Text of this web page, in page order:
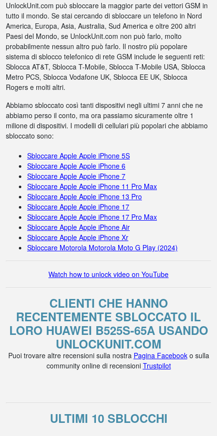
UnlockUnit.com può sbloccare la maggior parte dei vettori GSM in
tutto il mondo. Se stai cercando di sbloccare un telefono in Nord
America, Europa, Asia, Australia, Sud America e oltre 200 altri
Paesi del Mondo, se UnlockUnit.com non può farlo, molto
probabilmente nessun altro può farlo. Il nostro più popolare
sistema di sblocco telefonico di rete GSM include le seguenti reti:
Sblocca AT&T, Sblocca T-Mobile, Sblocca T-Mobile USA, Sblocca
Metro PCS, Sblocca Vodafone UK, Sblocca EE UK, Sblocca
Rogers e molti altri.
Abbiamo sbloccato così tanti dispositivi negli ultimi 7 anni che ne
abbiamo perso il conto, ma ora passiamo sicuramente oltre 1
milione di dispositivi. I modelli di cellulari più popolari che abbiamo
sbloccato sono:
Sbloccare Apple Apple iPhone 5S
Sbloccare Apple Apple iPhone 6
Sbloccare Apple Apple iPhone 7
Sbloccare Apple Apple iPhone 11 Pro Max
Sbloccare Apple Apple iPhone 13 Pro
Sbloccare Apple Apple iPhone 17
Sbloccare Apple Apple iPhone 17 Pro Max
Sbloccare Apple Apple iPhone Air
Sbloccare Apple Apple iPhone Xr
Sbloccare Motorola Motorola Moto G Play (2024)
Watch how to unlock video on YouTube
CLIENTI CHE HANNO
RECENTEMENTE SBLOCCATO IL
LORO HUAWEI B525S-65A USANDO
UNLOCKUNIT.COM
Puoi trovare altre recensioni sulla nostra Pagina Facebooko sulla
community online di recensioni Trustpilot
ULTIMI 10 SBLOCCHI